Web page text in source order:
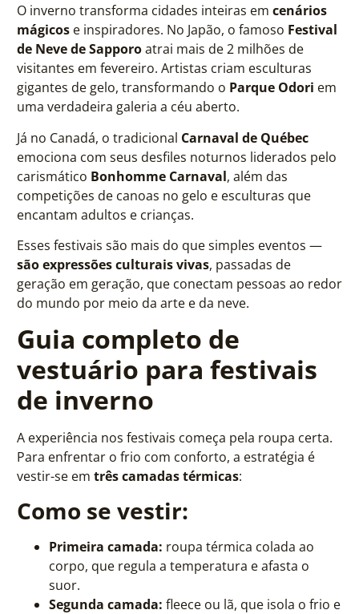
O inverno transforma cidades inteiras em cenários
mágicos e inspiradores. No Japão, o famoso Festival
de Neve de Sapporoatrai mais de 2 milhões de
visitantes em fevereiro. Artistas criam esculturas
gigantes de gelo, transformando o Parque Odori em
uma verdadeira galeria a céu aberto.
Já no Canadá, o tradicional Carnaval de Québec
emociona com seus desfiles noturnos liderados pelo
carismático Bonhomme Carnaval, além das
competições de canoas no gelo e esculturas que
encantam adultos e crianças.
Esses festivais são mais do que simples eventos —
são expressões culturais vivas, passadas de
geração em geração, que conectam pessoas ao redor
do mundo por meio da arte e da neve.
Guia completo de
vestuário para festivais
de inverno
A experiência nos festivais começa pela roupa certa.
Para enfrentar o frio com conforto, a estratégia é
vestir-se em três camadas térmicas:
Como se vestir:
Primeira camada: roupa térmica colada ao
corpo, que regula a temperatura e afasta o
suor.
Segunda camada: fleece ou lã, que isola o frio e